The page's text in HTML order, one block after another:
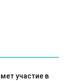
участие в